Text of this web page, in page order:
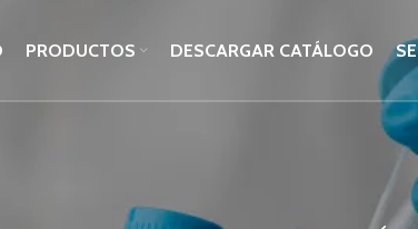
PRODUCTOS DESCARGAR CATÁLOGO